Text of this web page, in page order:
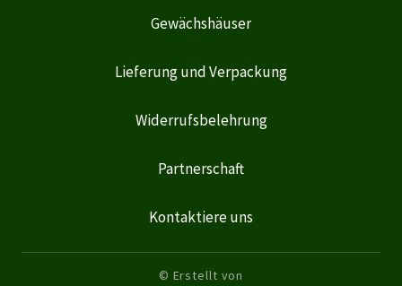
Gewächshäuser
Lieferung und Verpackung
Widerrufsbelehrung
Partnerschaft
Kontaktiere uns
© Erstellt von